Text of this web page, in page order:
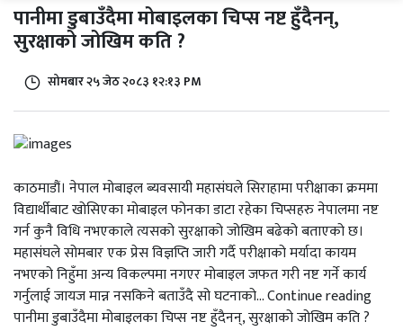
पानीमा डुबाउँदैमा मोबाइलका चिप्स नष्ट हुँदैनन्,
सुरक्षाको जोखिम कति ?
सोमबार २५ जेठ २०८३ १२:१३ PM
काठमाडौं। नेपाल मोबाइल ब्यवसायी महासंघले सिराहामा परीक्षाका क्रममा
विद्यार्थीबाट खोसिएका मोबाइल फोनका डाटा रहेका चिप्सहरु नेपालमा नष्ट
गर्न कुनै विधि नभएकाले त्यसको सुरक्षाको जोखिम बढेको बताएको छ।
महासंघले सोमबार एक प्रेस विज्ञप्ति जारी गर्दै परीक्षाको मर्यादा कायम
नभएको निहुँमा अन्य विकल्पमा नगएर मोबाइल जफत गरी नष्ट गर्ने कार्य
गर्नुलाई जायज मान्न नसकिने बताउँदै सो घटनाको… Continue reading
पानीमा डुबाउँदैमा मोबाइलका चिप्स नष्ट हुँदैनन्, सुरक्षाको जोखिम कति ?